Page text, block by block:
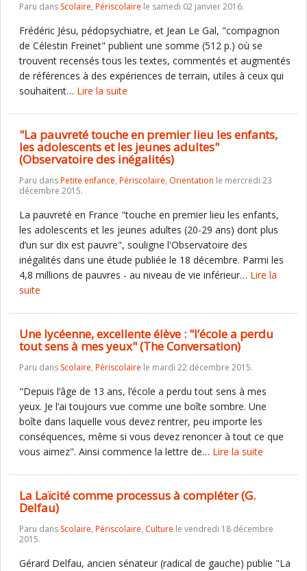
Paru dans Scolaire, Périscolaire le samedi 02 janvier 2016.
Frédéric Jésu, pédopsychiatre, et Jean Le Gal, "compagnon
de Célestin Freinet" publient une somme (512 p.) où se
trouvent recensés tous les textes, commentés et augmentés
de références à des expériences de terrain, utiles à ceux qui
souhaitent… Lire la suite
"La pauvreté touche en premier lieu les enfants,
les adolescents et les jeunes adultes"
(Observatoire des inégalités)
Paru dansPetite enfance, Périscolaire, Orientation le mercredi 23
décembre 2015.
La pauvreté en France "touche en premier lieu les enfants,
les adolescents et les jeunes adultes (20-29 ans) dont plus
d’un sur dix est pauvre", souligne l'Observatoire des
inégalités dans une étude publiée le 18 décembre. Parmi les
4,8 millions de pauvres - au niveau de vie inférieur… Lire la
suite
Une lycéenne, excellente élève : "l’école a perdu
tout sens à mes yeux" (The Conversation)
Paru dans Scolaire, Périscolaire le mardi 22 décembre 2015.
"Depuis l’âge de 13 ans, l’école a perdu tout sens à mes
yeux. Je l’ai toujours vue comme une boîte sombre. Une
boîte dans laquelle vous devez rentrer, peu importe les
conséquences, même si vous devez renoncer à tout ce que
vous aimez". Ainsi commence la lettre de… Lire la suite
La Laïcité comme processus à compléter (G.
Delfau)
Paru dans Scolaire, Périscolaire, Culture le vendredi 18 décembre
2015.
Gérard Delfau, ancien sénateur (radical de gauche) publie "La